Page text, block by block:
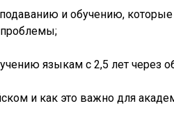
и обучению,
языкам с 2,5 лет через
и как это важно для